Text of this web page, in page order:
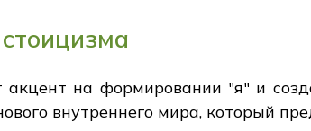
на формировании "я" и
внутреннего мира, который